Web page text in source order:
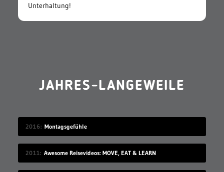
Unterhaltung!
JAHRES-LANGEWEILE
2016 Montagsgefühle
2011 Awesome Reisevideos: MOVE, EAT & LEARN